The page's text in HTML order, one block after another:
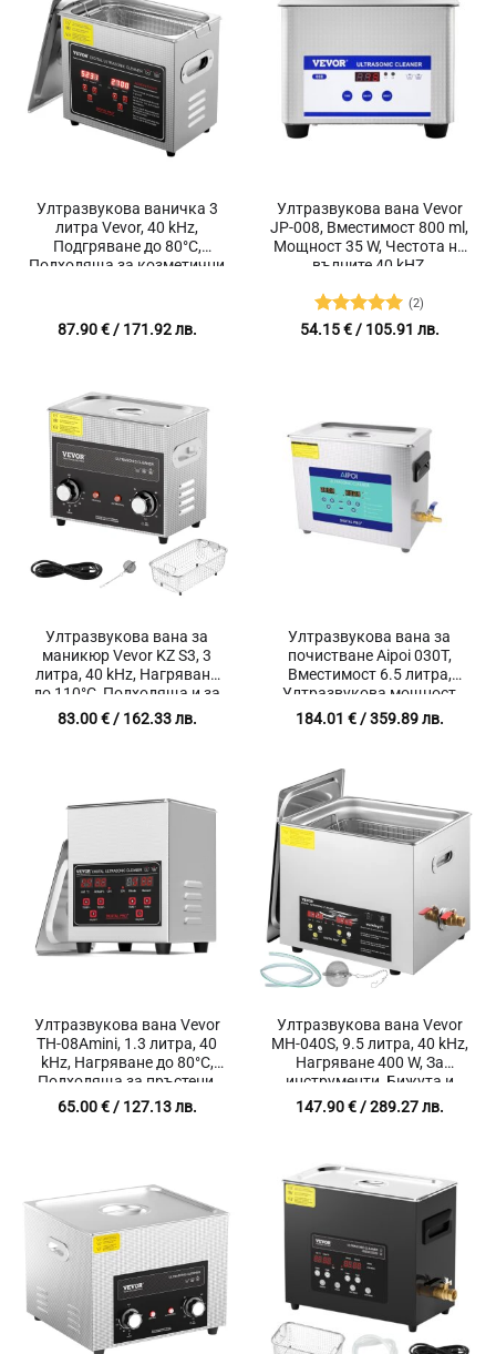
Ултразвукова ваничка 3
литра Vevor, 40 kHz,
Подгряване до 80°C,
Подходяща за козметични
87.90€/ 171.92 лв.
Ултразвукова вана Vevor
JP-008, Вместимост 800 ml,
Мощност 35 W, Честота на
вълните 40 kHZ,
на бижута, дюзи, очила,
часовници, части,
различни метали
Оценено с
(2)
54.15€/ 105.91 лв.
Ултразвукова вана за
маникюр Vevor KZ S3, 3
литра, 40 kHz, Нагряване
до 110°C, Подходяща и за
бижута, инструменти и
метални части
83.00€/ 162.33 лв.
Ултразвукова вана за
почистване Aipoi 030T,
Вместимост 6.5 литра,
Ултразвукова мощност
180W
184.01 €/ 359.89 лв.
Ултразвукова вана Vevor
TH-08Amini, 1.3 литра, 40
kHz, Нагряване до 80°C,
Подходяща за пръстени,
гривни и други бижута
65.00€/ 127.13 лв.
Ултразвукова вана Vevor
MH-040S, 9.5 литра, 40 kHz,
Нагряване 400 W, За
инструменти, Бижута и
Лабораторно оборудване
147.90€/ 289.27 лв.